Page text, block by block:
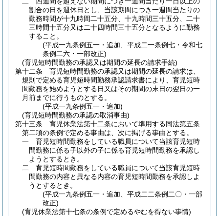
割合の日を週休日とし、当該期間につき一週間当たりの
勤務時間が十九時間二十五分、十九時間三十五分、二十
三時間十五分又は二十四時間三十五分となるように勤務
すること。
(平成一九条例五一・追加、平成二一条例七・令和七
条例二六・一部改正)
(育児短時間勤務の承認又は期間の延長の請求手続)
第十二条
育児短時間勤務の承認又は期間の延長の請求は、
規則で定める育児短時間勤務承認請求書により、育児短時
間勤務を始めようとする日又はその期間の末日の翌日の一
月前までに行うものとする。
(平成一九条例五一・追加)
(育児短時間勤務の承認の取消事由)
第十三条
育児休業法第十二条において準用する同法第五条
第二項の条例で定める事由は、次に掲げる事由とする。
一
育児短時間勤務をしている職員について当該育児短時
間勤務に係る子以外の子に係る育児短時間勤務を承認し
ようとするとき。
二
育児短時間勤務をしている職員について当該育児短時
間勤務の内容と異なる内容の育児短時間勤務を承認しよ
うとするとき。
(平成一九条例五一・追加、平成二二条例二〇・一部
改正)
(育児休業法第十七条の条例で定めるやむを得ない事情)